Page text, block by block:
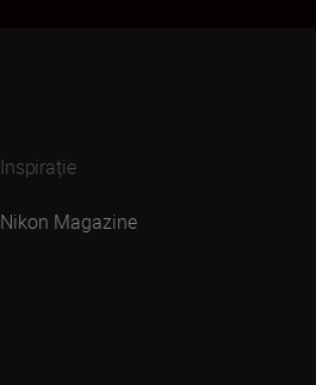
Inspirație
Nikon Magazine